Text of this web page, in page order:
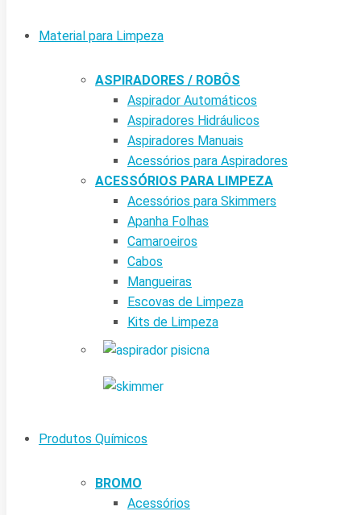
Material para Limpeza
ASPIRADORES / ROBÔS
Aspirador Automáticos
Aspiradores Hidráulicos
Aspiradores Manuais
Acessórios para Aspiradores
ACESSÓRIOS PARA LIMPEZA
Acessórios para Skimmers
Apanha Folhas
Camaroeiros
Cabos
Mangueiras
Escovas de Limpeza
Kits de Limpeza
Produtos Químicos
BROMO
Acessórios